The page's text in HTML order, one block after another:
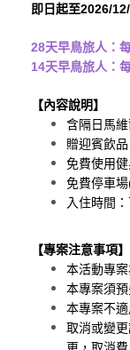
即日起至2026/
28天早鳥旅人 ：
14天早鳥旅人 ：
【內容說明】
含隔日馬
贈迎賓飲
免費使用健
免費停車場
入住時間
【專案注意事項】
本活動專案
本專案須
本專案不
取消或變